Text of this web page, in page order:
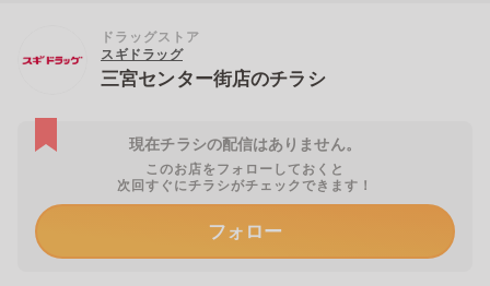
ドラッグストア
スギドラッグ
三宮センター街店のチラシ
現在チラシの配信はありません。
このお店をフォローしておくと
次回すぐにチラシがチェックできます！
フォロー